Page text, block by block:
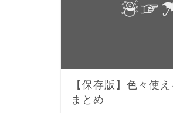
【保存版】色々使
まとめ